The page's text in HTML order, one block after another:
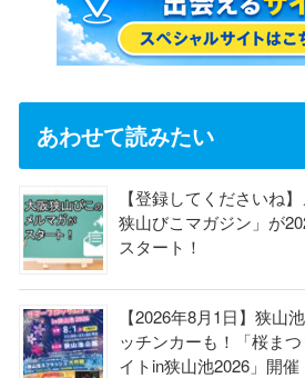
あわせて読みたい
【登録してくださいね
狭山びこマガジン」が
スタート！
【2026年8月1日】狭山
ッチンカーも！「桜ま
イトin狭山池2026」開催